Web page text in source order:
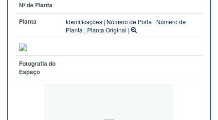
Nº de Planta
Planta
Identificações | Número de Porta | Número de
Planta | Planta Original |
Fotografia do
Espaço